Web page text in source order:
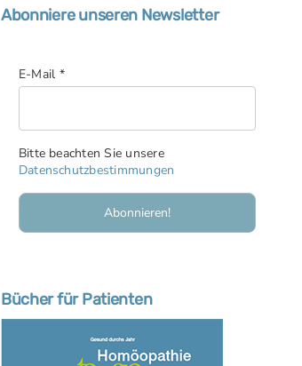
Abonniere unseren Newsletter
E-Mail *
Bitte beachten Sie unsere
Datenschutzbestimmungen
Bücher für Patienten